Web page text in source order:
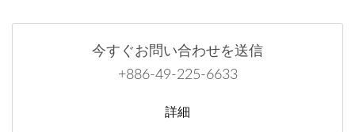
今すぐお問い合わせを送信
+886-49-225-6633
詳細